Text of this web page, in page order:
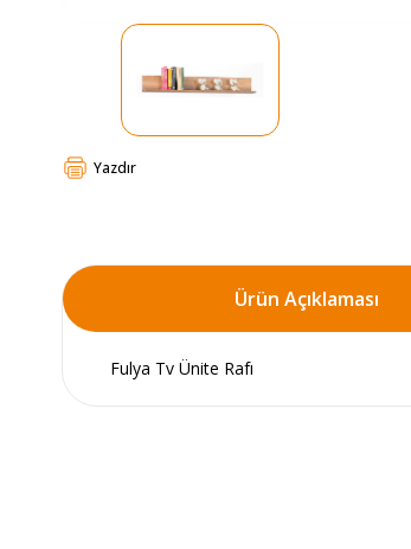
Yazdır
Ürün Açıklaması
Fulya Tv Ünite Rafı